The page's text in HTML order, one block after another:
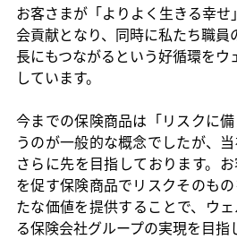
お客さまが「よりよく生きる幸
会貢献となり、同時に私たち職
長にもつながるという好循環を
しています。
今までの保険商品は「リスクに
うのが一般的な概念でしたが、
さらに先を目指しております。
を促す保険商品でリスクそのも
たな価値を提供することで、ウ
る保険会社グループの実現を目指